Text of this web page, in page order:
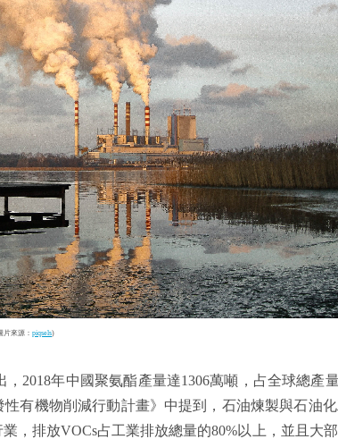
來源： piqsels)
2018年中國聚氨酯產量達1306萬噸，占全球總產
有機物削減行動計畫》中提到，石油煉製與石油
，排放VOCs占工業排放總量的80%以上，並且大